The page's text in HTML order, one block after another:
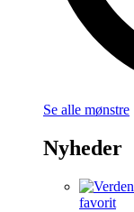
Se alle mønstre
Nyheder
favorit